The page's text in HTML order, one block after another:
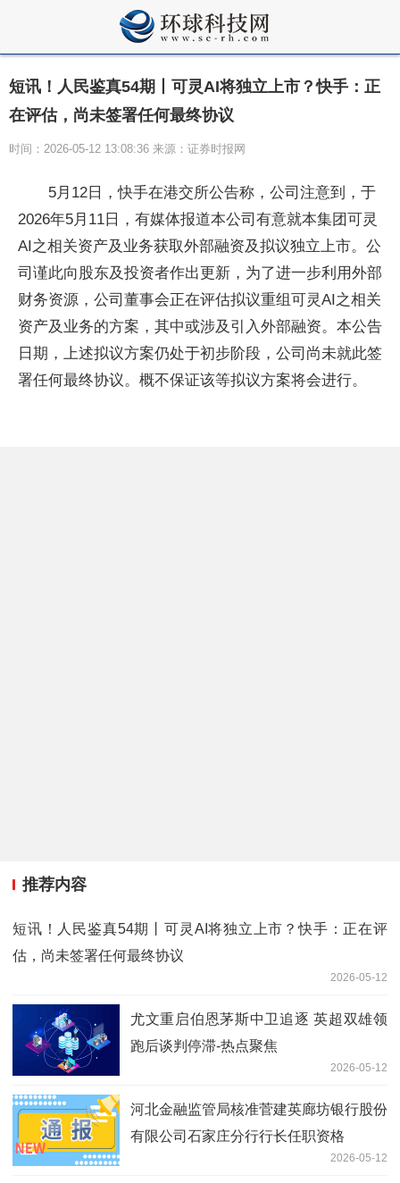
短讯！人民鉴真54期丨可灵AI将独立上市？快手：正
在评估，尚未签署任何最终协议
时间：2026-05-12 13:08:36 来源：证券时报网
5月12日，快手在港交所公告称，公司注意到，于
2026年5月11日，有媒体报道本公司有意就本集团可灵
AI之相关资产及业务获取外部融资及拟议独立上市。公
司谨此向股东及投资者作出更新，为了进一步利用外部
财务资源，公司董事会正在评估拟议重组可灵AI之相关
资产及业务的方案，其中或涉及引入外部融资。本公告
日期，上述拟议方案仍处于初步阶段，公司尚未就此签
署任何最终协议。概不保证该等拟议方案将会进行。
推荐内容
短讯！人民鉴真54期丨可灵AI将独立上市？快手：正在评
估，尚未签署任何最终协议
2026-05-12
尤文重启伯恩茅斯中卫追逐 英超双雄领
跑后谈判停滞-热点聚焦
2026-05-12
河北金融监管局核准菅建英廊坊银行股份
有限公司石家庄分行行长任职资格
2026-05-12